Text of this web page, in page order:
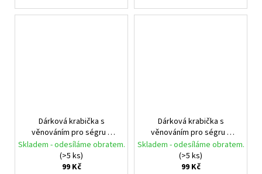
Dárková krabička s
věnováním pro ségru –
Díky, že o mně víš všechna
trapná tajemství
Skladem - odesíláme obratem.
(>5 ks)
99 Kč
Dárková krabička s
věnováním pro ségru –
Možná jsme dvě různé
osoby, ale naše srdce bijí
stejně. Miluji tě, ségra
Skladem - odesíláme obratem.
(>5 ks)
99 Kč